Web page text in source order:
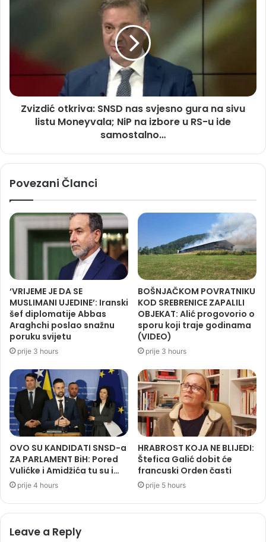
Zvizdić otkriva: SNSD nas svjesno gura na sivu
listu Moneyvala; NiP na izbore u RS-u ide
samostalno…
Povezani Članci
‘VRIJEME JE DA SE
MUSLIMANI UJEDINE’: Iranski
šef diplomatije Abbas
Araghchi poslao snažnu
poruku svijetu
prije 3 hours
BOŠNJAČKOM POVRATNIKU
KOD SREBRENICE ZAPALILI
OBJEKAT: Alić progovorio o
sporu koji traje godinama
(VIDEO)
prije 3 hours
OVO SU KANDIDATI SNSD-a
ZA PARLAMENT BiH: Pored
Vulićke i Amidžića tu su i…
prije 4 hours
HRABROST KOJA NE BLIJEDI:
Štefica Galić dobit će
francuski Orden časti
prije 5 hours
Leave a Reply